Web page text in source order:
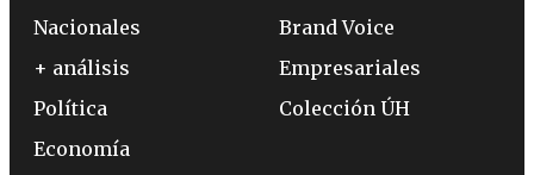
Nacionales
+ análisis
Política
Economía
Brand Voice
Empresariales
Colección ÚH